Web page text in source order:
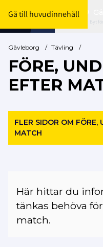
Gå till huvudinnehåll
Byt
Gävleborg / Tävling /
FÖRE,
EFTER
FLER SIDOR OM FÖRE,
MATCH
Här hittar du
tänkas behöva
match.